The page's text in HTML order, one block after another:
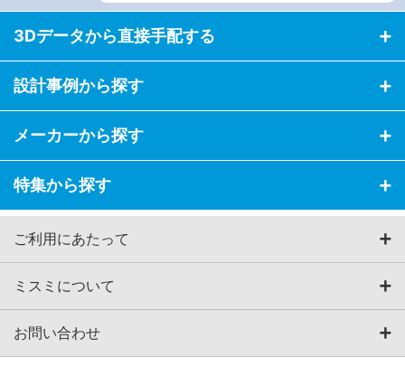
3Dデータから直接手配する
設計事例から探す
メーカーから探す
特集から探す
ご利用にあたって
ミスミについて
お問い合わせ